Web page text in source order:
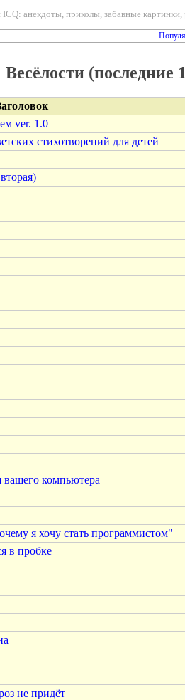
ICQ: анекдоты, приколы, забавные
Весёлости (последние
ver. 1.0
стихотворений для детей
вашего компьютера
я хочу стать программистом"
в пробке
не придёт